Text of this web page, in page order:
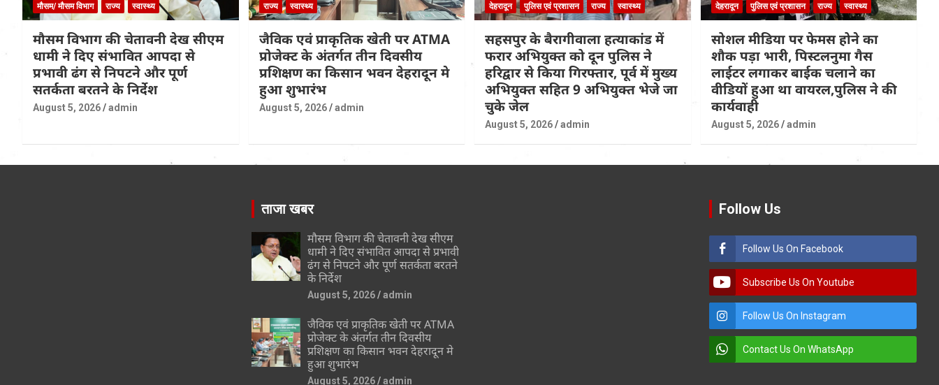
मौसम/ मौसम विभाग
राज्य स्वास्थ्य
मौसम विभाग की चेतावनी देख सीएम
धामी ने दिए संभावित आपदा से
प्रभावी ढंग से निपटने और पूर्ण
सतर्कता बरतने के निर्देश
August 5, 2026 admin
राज्य
स्वास्थ्य
जैविक एवं प्राकृतिक खेती पर ATMA
प्रोजेक्ट के अंतर्गत तीन दिवसीय
प्रशिक्षण का किसान भवन देहरादून मे
हुआ शुभारंभ
August 5, 2026 admin
देहरादून
पुलिस एवं प्रशासन राज्य स्वास्थ्य
सहसपुर के बैरागीवाला हत्याकांड में
फरार अभियुक्त को दून पुलिस ने
हरिद्वार से किया गिरफ्तार, पूर्व में मुख्य
अभियुक्त सहित 9 अभियुक्त भेजे जा
चुके जेल
August 5, 2026 admin
देहरादून
पुलिस एवं प्रशासन राज्य स्वास्थ्य
सोशल मीडिया पर फेमस होने का
शौक पड़ा भारी, पिस्टलनुमा गैस
लाईटर लगाकर बाईक चलाने का
वीडियों हुआ था वायरल,पुलिस ने की
कार्यवाही
August 5, 2026 admin
ताजा खबर
मौसम विभाग की चेतावनी देख सीएम
धामी ने दिए संभावित आपदा से प्रभावी
ढंग से निपटने और पूर्ण सतर्कता बरतने
के निर्देश
August 5, 2026 admin
जैविक एवं प्राकृतिक खेती पर ATMA
प्रोजेक्ट के अंतर्गत तीन दिवसीय
प्रशिक्षण का किसान भवन देहरादून मे
हुआ शुभारंभ
August 5, 2026 admin
Follow Us
Follow Us On Facebook
Subscribe Us On Youtube
Follow Us On Instagram
Contact Us On WhatsApp